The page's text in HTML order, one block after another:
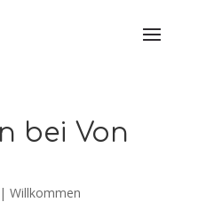
bei Von
| Willkommen